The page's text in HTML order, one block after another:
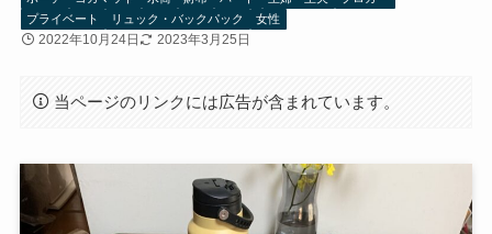
プライベート
リュック・バックパック 女性
2022年10月24日 2023年3月25日
当ページのリンクには広告が含まれています。